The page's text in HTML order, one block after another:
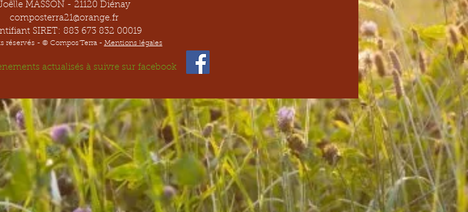
MASSON - 21120 Diénay
composterra21@orange.fr
SIRET: 883 673 832 00019
réservés - © Compos'Terra - Mentions légales
actualisés à suivre sur facebook